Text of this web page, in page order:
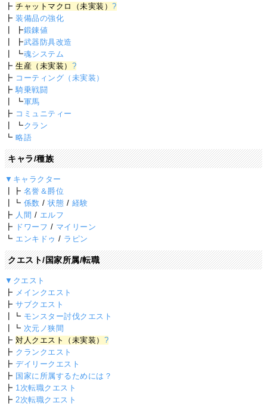
┣チャットマクロ（未実装）?
┣装備品の強化
┃ ┣鍛錬値
┃ ┣武器防具改造
┃ ┗魂システム
┣生産（未実装） ?
┣ コーティング（未実装）
┣騎乗戦闘
┃ ┗軍馬
┣ コミュニティー
┃ ┗クラン
┗略語
キャラ/種族
▼キャラクター
┃┣ 名誉＆爵位
┃┗ 係数 /状態 / 経験
┣ 人間 / エルフ
┣ ドワーフ / マイリーン
┗ エンキドゥ / ラピン
クエスト/国家所属/転職
▼クエスト
┣ メインクエスト
┣サブクエスト
┃┗ モンスター討伐クエスト
┃┗ 次元ノ狭間
┣対人クエスト（未実装） ?
┣ クランクエスト
┣デイリークエスト
┣ 国家に所属するためには？
┣ 1次転職クエスト
┣2次転職クエスト